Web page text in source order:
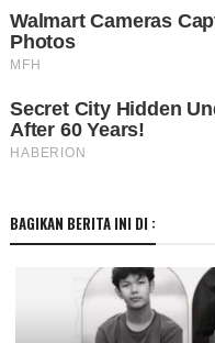
BAGIKAN BERITA INI DI :